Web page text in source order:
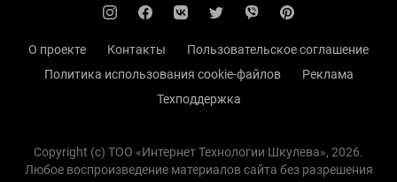
О проекте Контакты
Пользовательское соглашение
Политика использования cookie-файлов
Реклама
Техподдержка
Copyright (с) TOO «Интернет Технологии Шкулева», 2026.
Любое воспроизведение материалов сайта без разрешения